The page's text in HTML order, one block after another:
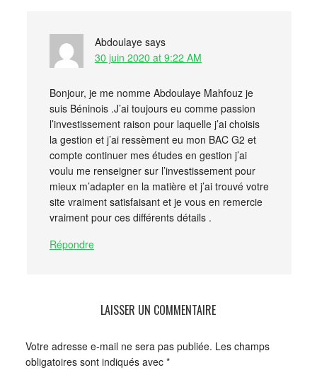
Abdoulaye says
30 juin 2020 at 9:22 AM
Bonjour, je me nomme Abdoulaye Mahfouz je
suis Béninois .J’ai toujours eu comme passion
l’investissement raison pour laquelle j’ai choisis
la gestion et j’ai ressèment eu mon BAC G2 et
compte continuer mes études en gestion j’ai
voulu me renseigner sur l’investissement pour
mieux m’adapter en la matière et j’ai trouvé votre
site vraiment satisfaisant et je vous en remercie
vraiment pour ces différents détails .
Répondre
LAISSER UN COMMENTAIRE
Votre adresse e-mail ne sera pas publiée. Les champs
obligatoires sont indiqués avec *